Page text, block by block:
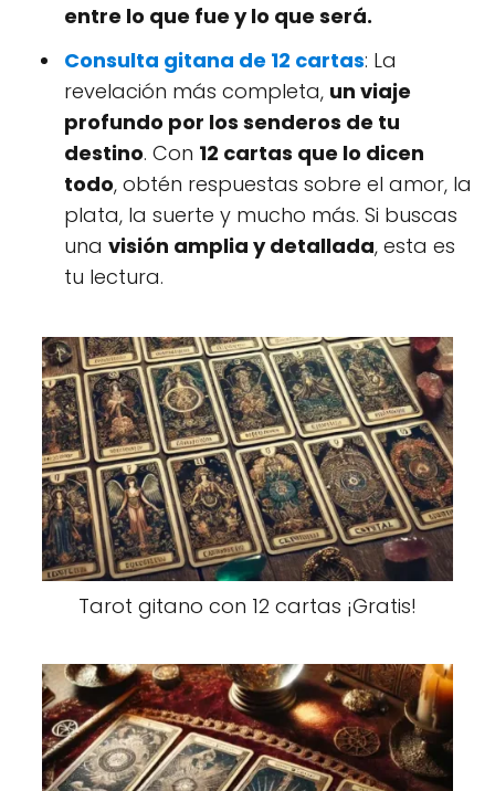
entre lo que fue y lo que será.
Consulta gitana de 12 cartas: La
revelación más completa, un viaje
profundo por los senderos de tu
destino. Con 12 cartas que lo dicen
todo, obtén respuestas sobre el amor, la
plata, la suerte y mucho más. Si buscas
una visión amplia y detallada, esta es
tu lectura.
Tarot gitano con 12 cartas ¡Gratis!